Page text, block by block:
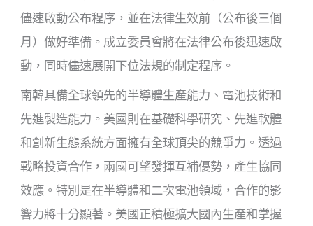
儘速啟動公布程序，並在法律生效前（公布後三個
月）做好準備。成立委員會將在法律公布後迅速啟
動，同時儘速展開下位法規的制定程序。
南韓具備全球領先的半導體生產能力、電池技術和
先進製造能力。美國則在基礎科學研究、先進軟體
和創新生態系統方面擁有全球頂尖的競爭力。透過
戰略投資合作，兩國可望發揮互補優勢，產生協同
效應。特別是在半導體和二次電池領域，合作的影
響力將十分顯著。美國正積極擴大國內生產和掌握